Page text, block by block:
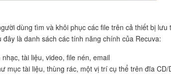
dùng tìm và khôi phục các file trên cả thiết bị lưu
là danh sách các tính năng chính của Recuva:
tài liệu, video, file nén, email
mục tài liệu, thùng rác, một vị trí cụ thể trên đĩa CD/